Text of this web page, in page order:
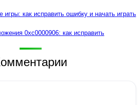
игры: как исправить ошибку и начать играть
0xc0000906: как исправить